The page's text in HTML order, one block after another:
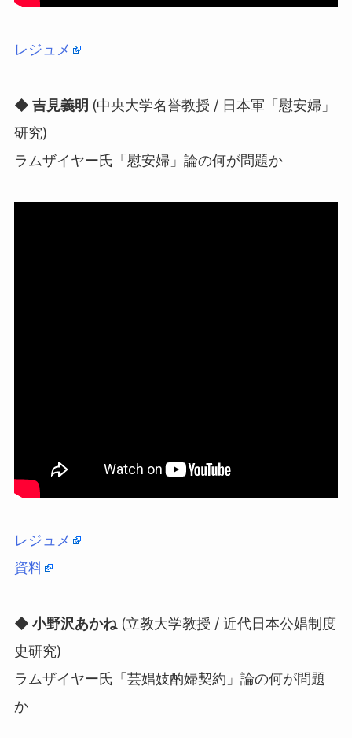
レジュメ
◆ 吉見義明 (中央大学名誉教授 / 日本軍「慰安婦」
研究)
ラムザイヤー氏「慰安婦」論の何が問題か
レジュメ
資料
◆ 小野沢あかね(立教大学教授 / 近代日本公娼制度
史研究)
ラムザイヤー氏「芸娼妓酌婦契約」論の何が問題
か